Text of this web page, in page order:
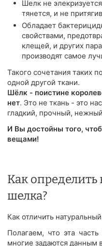
Шелк не
тянется, и не
Обладает
свойствами,
клещей, и других
производят самое
Такого сочетания таких
одной другой ткани.
Шёлк - поистине
нет. Это не ткань - это
гладкий, прочный,
И Вы достойны того,
вещами!
Как определить
шелка?
Как отличить
Полагаем, что эта
многие задаются данным